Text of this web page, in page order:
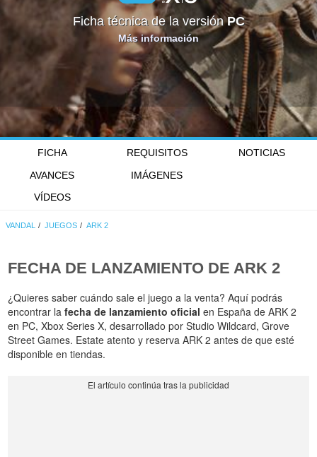
Ficha técnica de la versiónPC
Más información
FICHA REQUISITOS
NOTICIAS
AVANCES
IMÁGENES
VÍDEOS
VANDAL JUEGOS ARK 2
FECHA DE LANZAMIENTO DEARK 2
¿Quieres saber cuándo sale el juego a la venta? Aquí podrás
encontrar lafecha de lanzamiento oficial en España de ARK 2
en PC, Xbox Series X, desarrollado por Studio Wildcard, Grove
Street Games. Estate atento y reserva ARK 2 antes de que esté
disponible en tiendas.